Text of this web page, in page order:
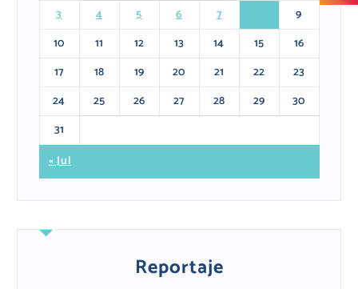
3
4 5 6 7
9
10
11 12 13 14 15
16
17
18 19 20 21 22
23
24
25 26 27 28 29
30
31
« Jul
Reportaje